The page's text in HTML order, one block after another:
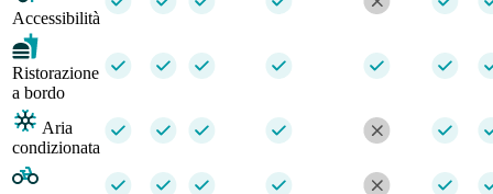
Accessibilità
Ristorazione
a bordo
Aria
condizionata